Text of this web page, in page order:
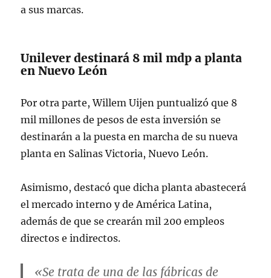
a sus marcas.
Unilever destinará 8 mil mdp a planta
en Nuevo León
Por otra parte, Willem Uijen puntualizó que 8
mil millones de pesos de esta inversión se
destinarán a la puesta en marcha de su nueva
planta en Salinas Victoria, Nuevo León.
Asimismo, destacó que dicha planta abastecerá
el mercado interno y de América Latina,
además de que se crearán mil 200 empleos
directos e indirectos.
«Se trata de una de las fábricas de